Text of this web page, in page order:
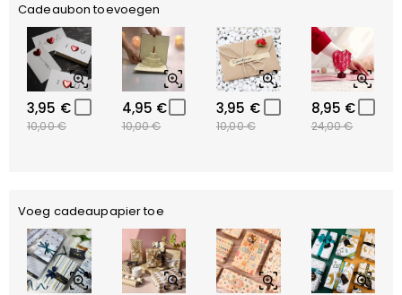
Cadeaubon toevoegen
3,95 €
10,00 €
4,95 €
10,00 €
3,95 €
10,00 €
8,95 €
24,00 €
Voeg cadeaupapier toe